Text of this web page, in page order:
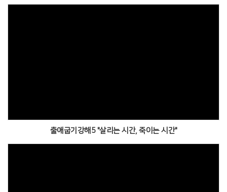
출애굽기강해5 "살리는 시간, 죽이는 시간"